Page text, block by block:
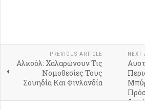
PREVIOUS ARTICLE
Αλκοόλ: Χαλαρώνουν Τις
Νομοθεσίες Τους
Σουηδία Και Φινλανδία
NEXT